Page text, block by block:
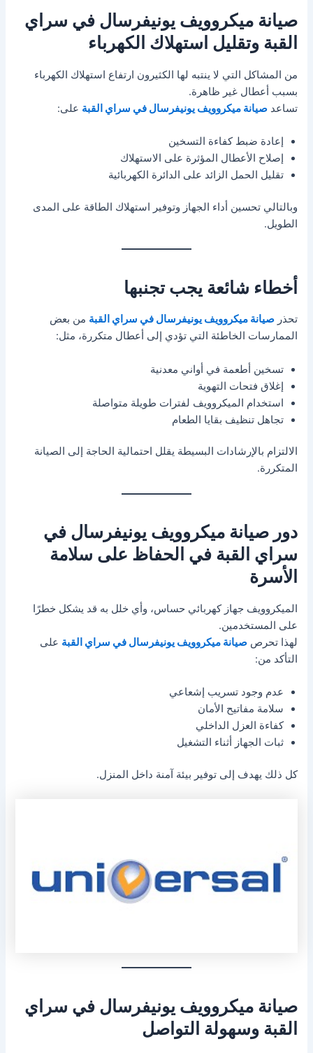
صيانة ميكروويف يونيفرسال في سراي
القبة وتقليل استهلاك الكهرباء
من المشاكل التي لا ينتبه لها الكثيرون ارتفاع استهلاك الكهرباء
بسبب أعطال غير ظاهرة.
تساعدصيانة ميكروويف يونيفرسال في سراي القبة على:
إعادة ضبط كفاءة التسخين
إصلاح الأعطال المؤثرة على الاستهلاك
تقليل الحمل الزائد على الدائرة الكهربائية
وبالتالي تحسين أداء الجهاز وتوفير استهلاك الطاقة على المدى
الطويل.
أخطاء شائعة يجب تجنبها
تحذرصيانة ميكروويف يونيفرسال في سراي القبة من بعض
الممارسات الخاطئة التي تؤدي إلى أعطال متكررة، مثل:
تسخين أطعمة في أواني معدنية
إغلاق فتحات التهوية
استخدام الميكروويف لفترات طويلة متواصلة
تجاهل تنظيف بقايا الطعام
الالتزام بالإرشادات البسيطة يقلل احتمالية الحاجة إلى الصيانة
المتكررة.
دور صيانة ميكروويف يونيفرسال في
سراي القبة في الحفاظ على سلامة
الأسرة
الميكروويف جهاز كهربائي حساس، وأي خلل به قد يشكل خطرًا
على المستخدمين.
لهذا تحرصصيانة ميكروويف يونيفرسال في سراي القبة على
التأكد من:
عدم وجود تسريب إشعاعي
سلامة مفاتيح الأمان
كفاءة العزل الداخلي
ثبات الجهاز أثناء التشغيل
كل ذلك يهدف إلى توفير بيئة آمنة داخل المنزل.
صيانة ميكروويف يونيفرسال في سراي
القبة وسهولة التواصل